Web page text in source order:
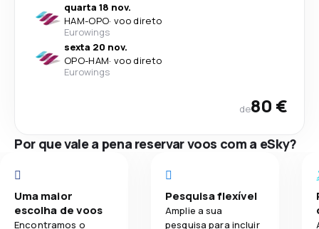
quarta 18 nov.
HAM-OPO· voo direto
Eurowings
sexta 20 nov.
OPO-HAM· voo direto
Eurowings
de80 €
Por que vale a pena reservar voos com a eSky?
Uma maior
escolha de voos
Encontramos o
Pesquisa flexível
Amplie a sua
pesquisa para incluir